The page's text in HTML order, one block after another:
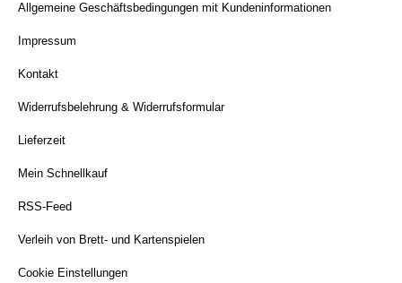
Allgemeine Geschäftsbedingungen mit Kundeninformationen
Impressum
Kontakt
Widerrufsbelehrung & Widerrufsformular
Lieferzeit
Mein Schnellkauf
RSS-Feed
Verleih von Brett- und Kartenspielen
Cookie Einstellungen